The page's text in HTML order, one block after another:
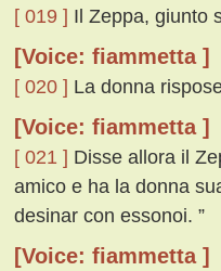
[ 019 ] Il Zeppa, giunto
[Voice: fiammetta ]
[ 020 ] La donna
[Voice: fiammetta ]
[ 021 ] Disse allora il
amico e ha la donna
desinar con essonoi. ”
[Voice: fiammetta ]